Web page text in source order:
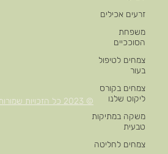
זרעים אכילים
משפחת
הסוככיים
צמחים לטיפול
בעור
צמחים בקורס
ליקוט שלנו
משקה במתיקות
טבעית
צמחים לחליטה
© 2023 כל הזכויות שמורות לBP-IL